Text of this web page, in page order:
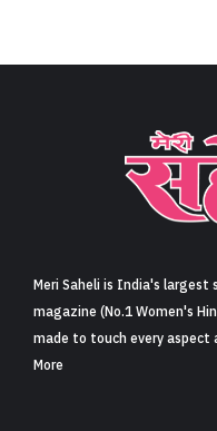
Meri Saheli is India's
magazine (No.1 Women's
made to touch every aspect
More